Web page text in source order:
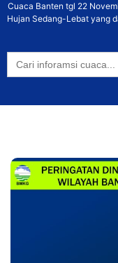
Cuaca Banten tgl 22
Hujan Sedang-Lebat yang
Search
for: